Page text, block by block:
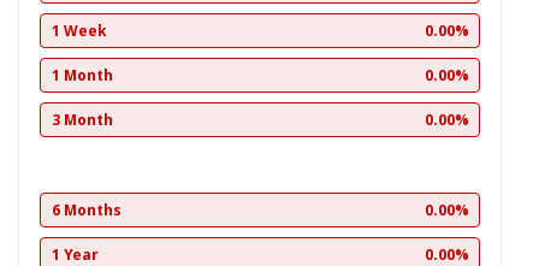
1 Week 0.00%
1 Month 0.00%
3 Month 0.00%
6 Months 0.00%
1 Year 0.00%